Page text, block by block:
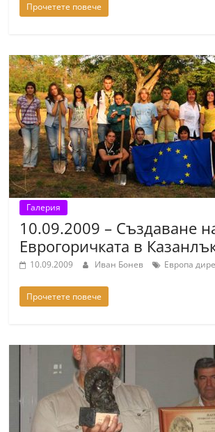
Прочетете повече
Галерия
10.09.2009 – Създаване
Еврогоричката в
10.09.2009 Иван Бонев Европа
Прочетете повече